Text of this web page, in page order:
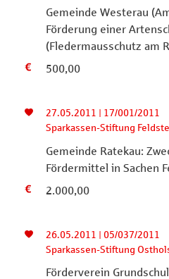
Gemeinde Westerau
Förderung einer
(Fledermausschutz am
500,00
27.05.2011 | 17/001/2011
Sparkassen-Stiftung
Gemeinde Ratekau:
Fördermittel in Sachen
2.000,00
26.05.2011 | 05/037/2011
Sparkassen-Stiftung
Förderverein